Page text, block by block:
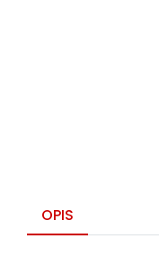
OPIS